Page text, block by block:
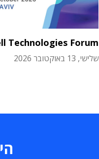
Technologies Forum
שלישי, 13 באוקטובר 2026